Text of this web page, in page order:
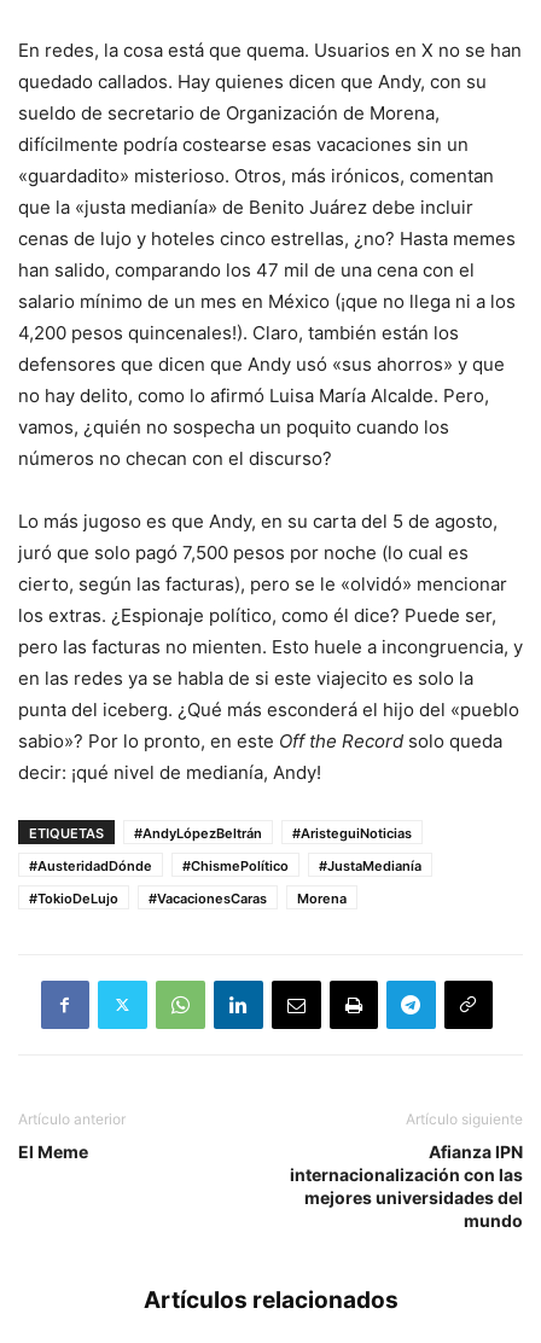
En redes, la cosa está que quema. Usuarios en X no se han
quedado callados. Hay quienes dicen que Andy, con su
sueldo de secretario de Organización de Morena,
difícilmente podría costearse esas vacaciones sin un
«guardadito» misterioso. Otros, más irónicos, comentan
que la «justa medianía» de Benito Juárez debe incluir
cenas de lujo y hoteles cinco estrellas, ¿no? Hasta memes
han salido, comparando los 47 mil de una cena con el
salario mínimo de un mes en México (¡que no llega ni a los
4,200 pesos quincenales!). Claro, también están los
defensores que dicen que Andy usó «sus ahorros» y que
no hay delito, como lo afirmó Luisa María Alcalde. Pero,
vamos, ¿quién no sospecha un poquito cuando los
números no checan con el discurso?
Lo más jugoso es que Andy, en su carta del 5 de agosto,
juró que solo pagó 7,500 pesos por noche (lo cual es
cierto, según las facturas), pero se le «olvidó» mencionar
los extras. ¿Espionaje político, como él dice? Puede ser,
pero las facturas no mienten. Esto huele a incongruencia, y
en las redes ya se habla de si este viajecito es solo la
punta del iceberg. ¿Qué más esconderá el hijo del «pueblo
sabio»? Por lo pronto, en este Off the Record solo queda
decir: ¡qué nivel de medianía, Andy!
ETIQUETAS #AndyLópezBeltrán
#AristeguiNoticias
#AusteridadDónde
#ChismePolítico
#JustaMedianía
#TokioDeLujo
#VacacionesCaras Morena
Artículo anterior
El Meme
Artículo siguiente
Afianza IPN
internacionalización con las
mejores universidades del
mundo
Artículos relacionados